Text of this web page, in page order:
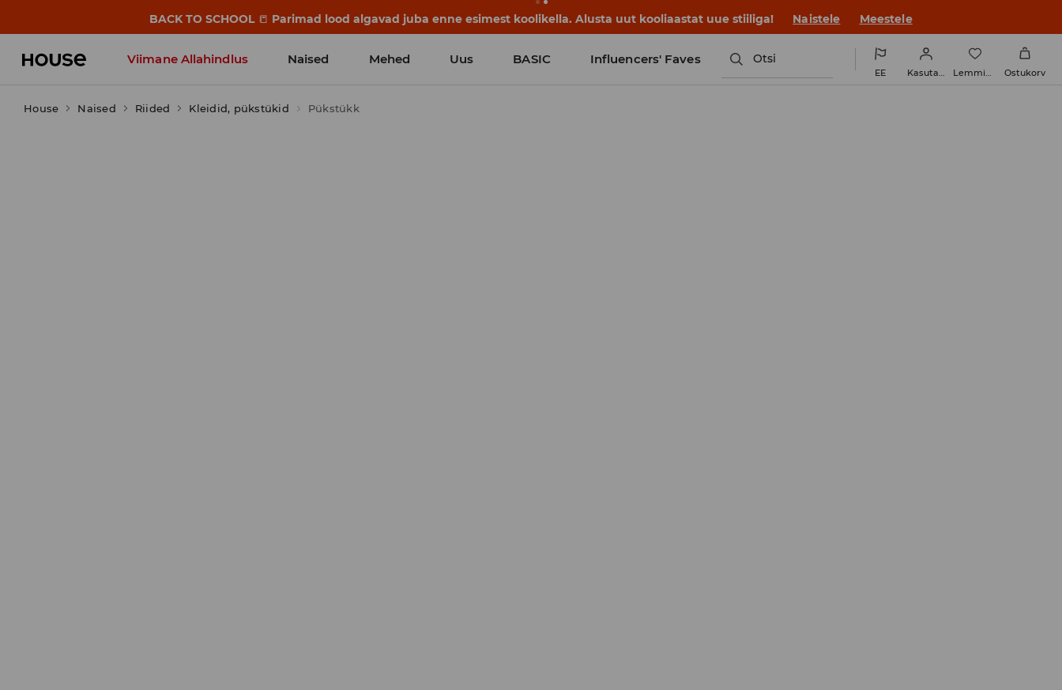
BACK TO SCHOOL 📒 Parimad lood algavad juba enne esimest koolikella. Alusta uut kooliaastat uue stiiliga! Naistele Meestele
Viimane Allahindlus Naised Mehed Uus BASIC Influencers' Faves Otsi
EE Kasutaja Lemmikud Ostukorv
House Naised Riided Kleidid, pükstükid Pükstükk